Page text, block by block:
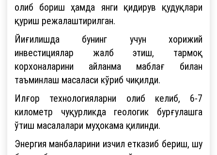
олиб бориш ҳамда янги қидирув қудуқлари
қуриш режалаштирилган.
Йиғилишда бунинг учун хорижий
инвестициялар жалб этиш, тармоқ
корхоналарини айланма маблағ билан
таъминлаш масаласи кўриб чиқилди.
Илғор технологияларни олиб келиб, 6-7
километр чуқурликда геологик бурғулашга
ўтиш масалалари муҳокама қилинди.
Энергия манбаларини изчил етказиб бериш, шу